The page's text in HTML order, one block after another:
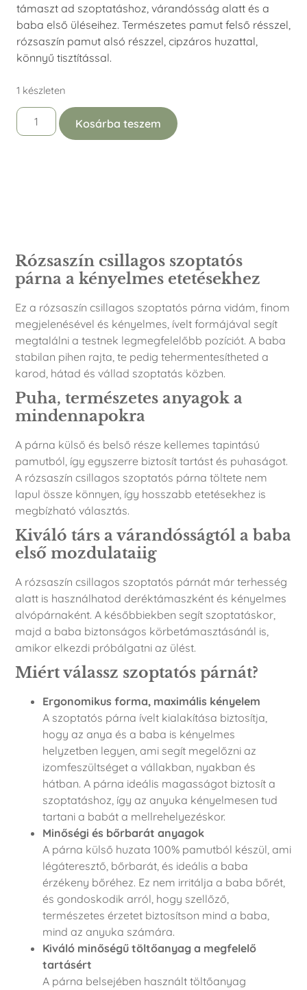
támaszt ad szoptatáshoz, várandósság alatt és a
baba első üléseihez. Természetes pamut felső résszel,
rózsaszín pamut alsó részzel, cipzáros huzattal,
könnyű tisztítással.
1 készleten
Kosárba teszem
Rózsaszín csillagos szoptatós
párna a kényelmes etetésekhez
Ez a rózsaszín csillagos szoptatós párna vidám, finom
megjelenésével és kényelmes, ívelt formájával segít
megtalálni a testnek legmegfelelőbb pozíciót. A baba
stabilan pihen rajta, te pedig tehermentesítheted a
karod, hátad és vállad szoptatás közben.
Puha, természetes anyagok a
mindennapokra
A párna külső és belső része kellemes tapintású
pamutból, így egyszerre biztosít tartást és puhaságot.
A rózsaszín csillagos szoptatós párna töltete nem
lapul össze könnyen, így hosszabb etetésekhez is
megbízható választás.
Kiváló társ a várandósságtól a baba
első mozdulataiig
A rózsaszín csillagos szoptatós párnát már terhesség
alatt is használhatod deréktámaszként és kényelmes
alvópárnaként. A későbbiekben segít szoptatáskor,
majd a baba biztonságos körbetámasztásánál is,
amikor elkezdi próbálgatni az ülést.
Miért válassz szoptatós párnát?
Ergonomikus forma, maximális kényelem
A szoptatós párna ívelt kialakítása biztosítja,
hogy az anya és a baba is kényelmes
helyzetben legyen, ami segít megelőzni az
izomfeszültséget a vállakban, nyakban és
hátban. A párna ideális magasságot biztosít a
szoptatáshoz, így az anyuka kényelmesen tud
tartani a babát a mellrehelyezéskor.
Minőségi és bőrbarát anyagok
A párna külső huzata 100% pamutból készül, ami
légáteresztő, bőrbarát, és ideális a baba
érzékeny bőréhez. Ez nem irritálja a baba bőrét,
és gondoskodik arról, hogy szellőző,
természetes érzetet biztosítson mind a baba,
mind az anyuka számára.
Kiváló minőségű töltőanyag a megfelelő
tartásért
A párna belsejében használt töltőanyag